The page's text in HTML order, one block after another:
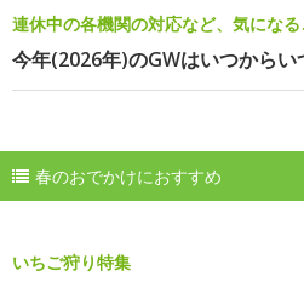
連休中の各機関の対応など、気にな
今年(2026年)のGWはいつからい
春のおでかけにおすすめ
いちご狩り特集